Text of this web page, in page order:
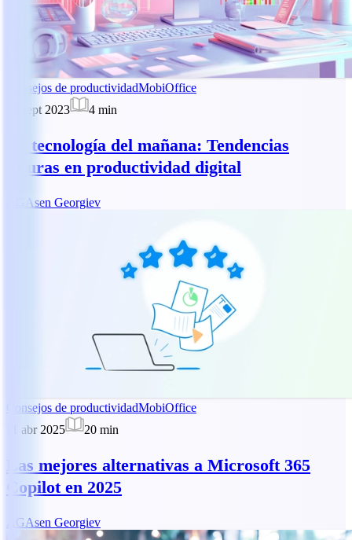
Consejos de productividadMobiOffice
29 sept 2023
4 min
La tecnología del mañana: Tendencias
futuras en productividad digital
Asen Georgiev
Consejos de productividadMobiOffice
11 abr 2025
20 min
Las mejores alternativas a Microsoft 365
Copilot en 2025
AGAsen Georgiev